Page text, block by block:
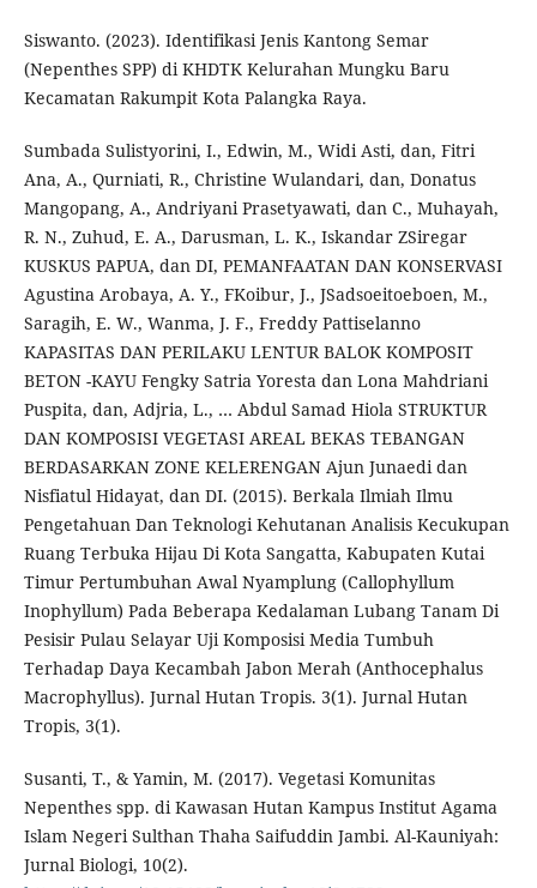
Siswanto. (2023). Identifikasi Jenis Kantong Semar
(Nepenthes SPP) di KHDTK Kelurahan Mungku Baru
Kecamatan Rakumpit Kota Palangka Raya.
Sumbada Sulistyorini, I., Edwin, M., Widi Asti, dan, Fitri
Ana, A., Qurniati, R., Christine Wulandari, dan, Donatus
Mangopang, A., Andriyani Prasetyawati, dan C., Muhayah,
R. N., Zuhud, E. A., Darusman, L. K., Iskandar ZSiregar
KUSKUS PAPUA, dan DI, PEMANFAATAN DAN KONSERVASI
Agustina Arobaya, A. Y., FKoibur, J., JSadsoeitoeboen, M.,
Saragih, E. W., Wanma, J. F., Freddy Pattiselanno
KAPASITAS DAN PERILAKU LENTUR BALOK KOMPOSIT
BETON -KAYU Fengky Satria Yoresta dan Lona Mahdriani
Puspita, dan, Adjria, L., … Abdul Samad Hiola STRUKTUR
DAN KOMPOSISI VEGETASI AREAL BEKAS TEBANGAN
BERDASARKAN ZONE KELERENGAN Ajun Junaedi dan
Nisfiatul Hidayat, dan DI. (2015). Berkala Ilmiah Ilmu
Pengetahuan Dan Teknologi Kehutanan Analisis Kecukupan
Ruang Terbuka Hijau Di Kota Sangatta, Kabupaten Kutai
Timur Pertumbuhan Awal Nyamplung (Callophyllum
Inophyllum) Pada Beberapa Kedalaman Lubang Tanam Di
Pesisir Pulau Selayar Uji Komposisi Media Tumbuh
Terhadap Daya Kecambah Jabon Merah (Anthocephalus
Macrophyllus). Jurnal Hutan Tropis. 3(1). Jurnal Hutan
Tropis, 3(1).
Susanti, T., & Yamin, M. (2017). Vegetasi Komunitas
Nepenthes spp. di Kawasan Hutan Kampus Institut Agama
Islam Negeri Sulthan Thaha Saifuddin Jambi. Al-Kauniyah:
Jurnal Biologi, 10(2).